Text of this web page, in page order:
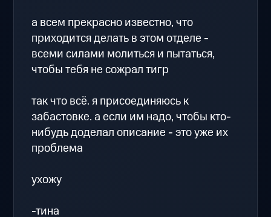
а всем прекрасно известно, что
приходится делать в этом отделе -
всеми силами молиться и пытаться,
чтобы тебя не сожрал тигр
так что всё. я присоединяюсь к
забастовке. а если им надо, чтобы кто-
нибудь доделал описание - это уже их
проблема
ухожу
-тина